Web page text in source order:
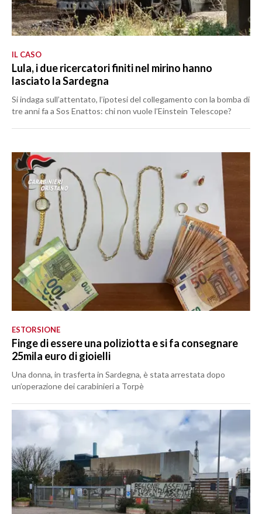
IL CASO
Lula, i due ricercatori finiti nel mirino hanno
lasciato la Sardegna
Si indaga sull’attentato, l’ipotesi del collegamento con la bomba di
tre anni fa a Sos Enattos: chi non vuole l’Einstein Telescope?
ESTORSIONE
Finge di essere una poliziotta e si fa consegnare
25mila euro di gioielli
Una donna, in trasferta in Sardegna, è stata arrestata dopo
un’operazione dei carabinieri a Torpè